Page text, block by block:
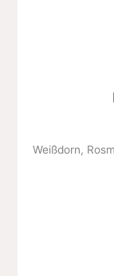
Weißdorn,